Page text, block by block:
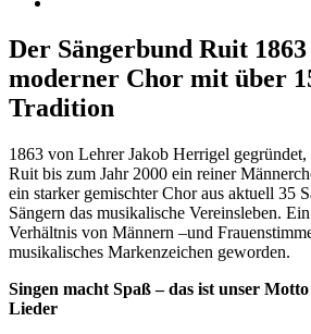
Der Sängerbund Ruit 1863
moderner Chor mit über
Tradition
1863 von Lehrer Jakob Herrigel gegründet,
Ruit bis zum Jahr 2000 ein reiner
ein starker gemischter Chor aus aktuell 35
Sängern das musikalische Vereinsleben.
Verhältnis von Männern –und
musikalisches Markenzeichen geworden.
Singen macht Spaß – das ist unser
Lieder